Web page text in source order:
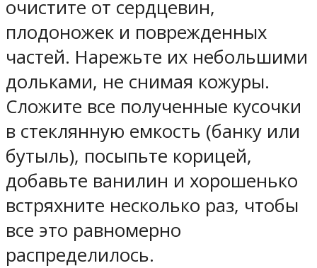
очистите от сердцевин,
плодоножек и поврежденных
частей. Нарежьте их небольшими
дольками, не снимая кожуры.
Сложите все полученные кусочки
в стеклянную емкость (банку или
бутыль), посыпьте корицей,
добавьте ванилин и хорошенько
встряхните несколько раз, чтобы
все это равномерно
распределилось.